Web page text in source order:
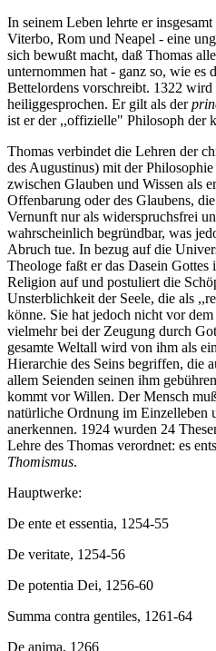
In seinem Leben lehrte er
Viterbo, Rom und Neapel - eine
sich bewußt macht, daß Thomas
unternommen hat - ganz so, wie es
Bettelordens vorschreibt. 1322
heiliggesprochen. Er gilt als der
ist er der ,,offizielle" Philosoph der
Thomas verbindet die Lehren der
des Augustinus) mit der
zwischen Glauben und Wissen als
Offenbarung oder des Glaubens,
Vernunft nur als widerspruchsfrei
wahrscheinlich begründbar, was
Abruch tue. In bezug auf die
Theologe faßt er das Dasein Gottes
Religion auf und postuliert die
Unsterblichkeit der Seele, die als
könne. Sie hat jedoch nicht vor
vielmehr bei der Zeugung durch
gesamte Weltall wird von ihm als
Hierarchie des Seins begriffen, die
allem Seienden seinen ihm
kommt vor Willen. Der Mensch
natürliche Ordnung im Einzelleben
anerkennen. 1924 wurden 24
Lehre des Thomas verordnet: es
Thomismus.
Hauptwerke:
De ente et essentia, 1254-55
De veritate, 1254-56
De potentia Dei, 1256-60
Summa contra gentiles, 1261-64
De anima, 1266